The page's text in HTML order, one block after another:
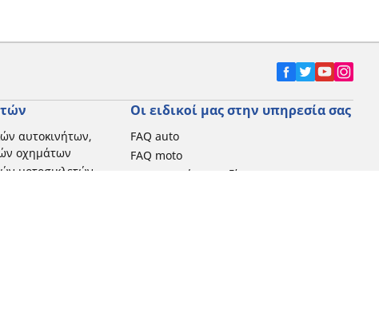
αυτοκινήτων,
οχημάτων
μοτοσικλετών
Οι ειδικοί μας στην υπηρεσία σας
FAQ auto
FAQ moto
Επικοινωνήστε μαζί μας